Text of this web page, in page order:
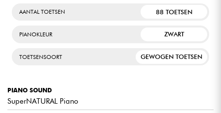
AANTAL TOETSEN 88 TOETSEN
PIANOKLEUR ZWART
TOETSENSOORT GEWOGEN TOETSEN
PIANO SOUND
SuperNATURAL Piano